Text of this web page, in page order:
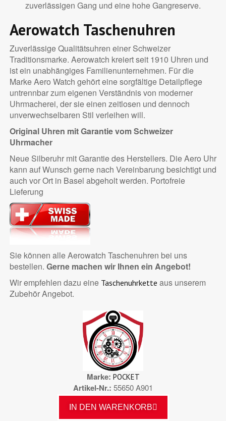
zuverlässigen Gang und eine hohe Gangreserve.
Aerowatch Taschenuhren
Zuverlässige Qualitätsuhren einer Schweizer
Traditionsmarke. Aerowatch kreiert seit 1910 Uhren und
ist ein unabhängiges Familienunternehmen. Für die
Marke Aero Watch gehört eine sorgfältige Detailpflege
untrennbar zum eigenen Verständnis von moderner
Uhrmacherei, der sie einen zeitlosen und dennoch
unverwechselbaren Stil verleihen will.
Original Uhren mit Garantie vom Schweizer
Uhrmacher
Neue Silberuhr mit Garantie des Herstellers. Die Aero Uhr
kann auf Wunsch gerne nach Vereinbarung besichtigt und
auch vor Ort in Basel abgeholt werden. Portofreie
Lieferung
Sie können alle Aerowatch Taschenuhren bei uns
bestellen. Gerne machen wir Ihnen ein Angebot!
Wir empfehlen dazu eine Taschenuhrkette aus unserem
Zubehör Angebot.
Marke POCKET
Artikel-Nr. 55650 A901
IN DEN WARENKORB